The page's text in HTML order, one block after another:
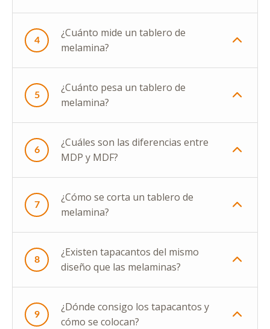
4
¿Cuánto mide un tablero de
melamina?
5
¿Cuánto pesa un tablero de
melamina?
6
¿Cuáles son las diferencias entre
MDP y MDF?
7
¿Cómo se corta un tablero de
melamina?
8
¿Existen tapacantos del mismo
diseño que las melaminas?
9
¿Dónde consigo los tapacantos y
cómo se colocan?